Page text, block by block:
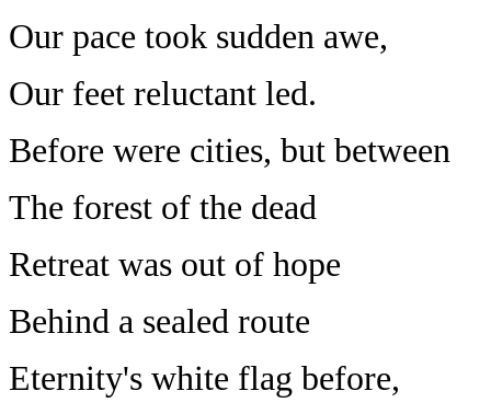
Our pace took sudden awe,
Our feet reluctant led.
Before were cities, but between
The forest of the dead
Retreat was out of hope
Behind a sealed route
Eternity's white flag before,